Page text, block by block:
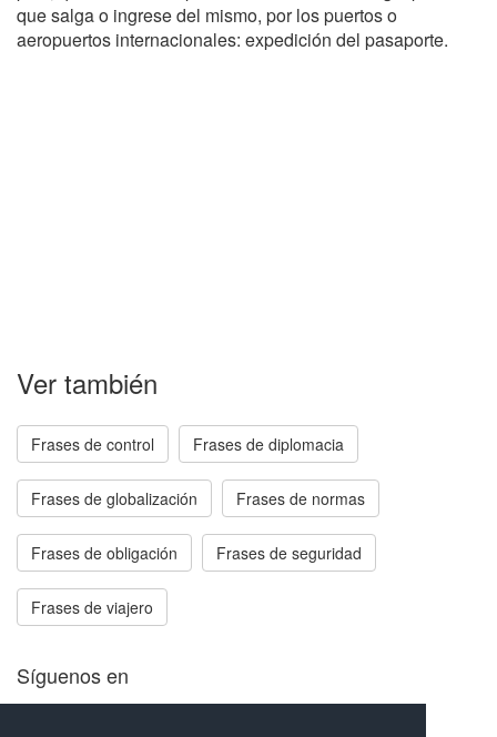
que salga o ingrese del mismo, por los puertos o
aeropuertos internacionales: expedición del pasaporte.
Ver también
Frases de control Frases de diplomacia
Frases de globalización Frases de normas
Frases de obligación Frases de seguridad
Frases de viajero
Síguenos en